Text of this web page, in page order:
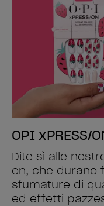
OPI xPRESS/
Dite sì alle
on, che durano
sfumature di
ed effetti